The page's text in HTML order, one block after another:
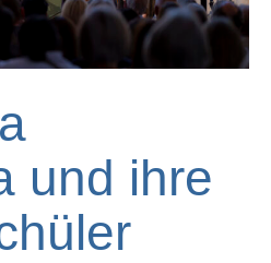
und ihre